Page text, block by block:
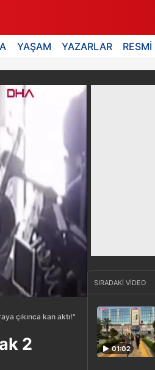
YAŞAM YAZARLAR
çıkınca kan aktı!"
2
SIRADAKİ VİDEO
01:02